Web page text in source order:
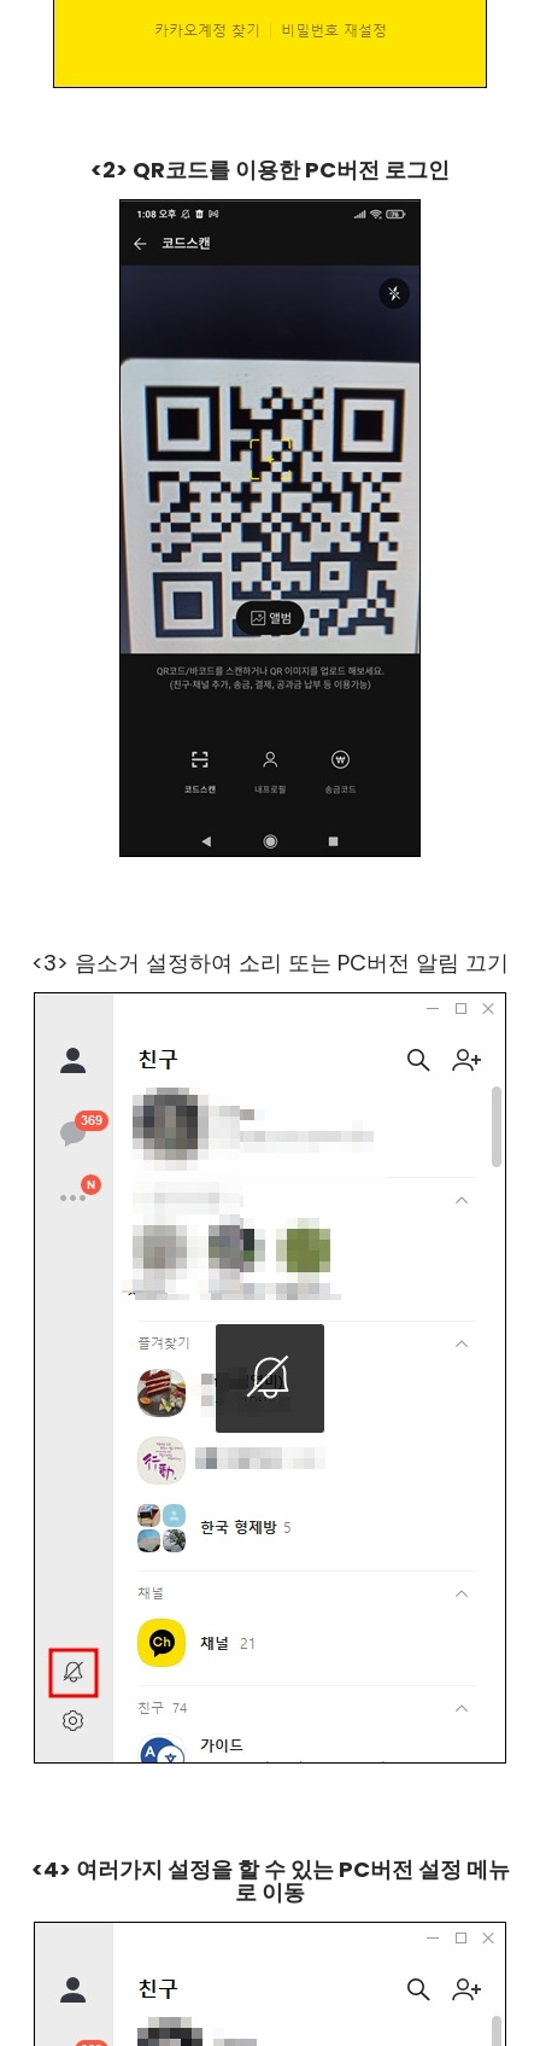
<2> QR코드를 이용한 PC버전 로그인
<3> 음소거 설정하여 소리 또는 PC버전 알림 끄기
<4> 여러가지 설정을 할 수 있는 PC버전 설정 메뉴
로 이동